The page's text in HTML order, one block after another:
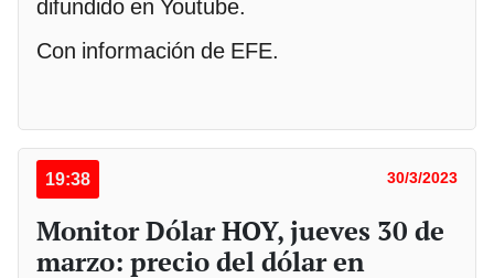
difundido en Youtube.
Con información de EFE.
19:38 30/3/2023
Monitor Dólar HOY, jueves 30 de
marzo: precio del dólar en